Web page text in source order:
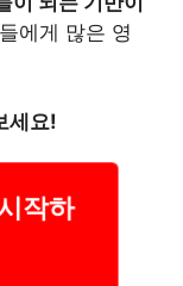
에게 많은 영
세요!
작하